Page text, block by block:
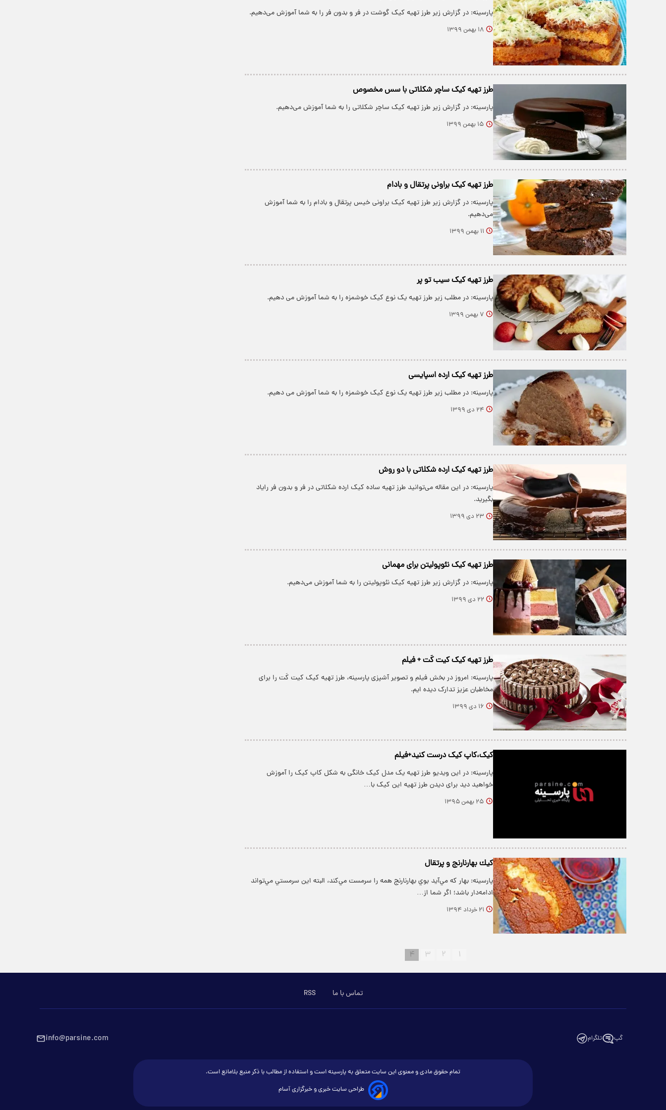
پارسینه: در گزارش زیر طرز تهیه کیک گوشت در فر و بدون فر را به شما آموزش می‌دهیم.
۱۸ بهمن ۱۳۹۹
طرز تهیه کیک ساچر شکلاتی با سس مخصوص
پارسینه: در گزارش زیر طرز تهیه کیک ساچر شکلاتی را به شما آموزش می‌دهیم.
۱۵ بهمن ۱۳۹۹
طرز تهیه کیک براونی پرتقال و بادام
پارسینه: در گزارش زیر طرز تهیه کیک براونی خیس پرتقال و بادام را به شما آموزش
می‌دهیم.
۱۱ بهمن ۱۳۹۹
طرز تهیه کیک سیب تو پر
پارسینه: در مطلب زیر طرز تهیه یک نوع کیک خوشمزه را به شما آموزش می دهیم.
۷ بهمن ۱۳۹۹
طرز تهیه کیک ارده اسپایسی
پارسینه: در مطلب زیر طرز تهیه یک نوع کیک خوشمزه را به شما آموزش می دهیم.
۲۴ دی ۱۳۹۹
طرز تهیه کیک ارده شکلاتی با دو روش
پارسینه: در این مقاله می‌توانید طرز تهیه ساده کیک ارده شکلاتی در فر و بدون فر رایاد
بگیرید.
۲۳ دی ۱۳۹۹
طرز تهیه کیک نئوپولیتن برای مهمانی
پارسینه: در گزارش زیر طرز تهیه کیک نئوپولیتن را به شما آموزش می‌دهیم.
۲۲ دی ۱۳۹۹
طرز تهیه کیک کیت کَت + فیلم
پارسینه: امروز در بخش فیلم و تصویر آشپزی پارسینه، طرز تهیه کیک کیت کَت را برای
مخاطبان عزیز تدارک دیده ایم.
۱۶ دی ۱۳۹۹
کیک،کاپ کیک درست کنید+فیلم
پارسینه: در این ویدیو طرز تهیه یک مدل کیک خانگی به شکل کاپ کیک را آموزش
خواهید دید برای دیدن طرز تهیه این کیک با…
۲۵ بهمن ۱۳۹۵
كيك بهارنارنج و پرتقال
پارسینه: بهار كه مي‌آيد بوي بهارنارنج همه را سرمست مي‌كند، البته اين سرمستي مي‌تواند
ادامه‌دار باشد؛ اگر شما از…
۲۱ خرداد ۱۳۹۴
۱ ۲ ۳ ۴
تماس با ما RSS
گپ تلگرام info@parsine.com
تمام حقوق مادی و معنوی این سایت متعلق به پارسینه است و استفاده از مطالب با ذکر منبع بلامانع است.
طراحی سایت خبری و خبرگزاری آسام